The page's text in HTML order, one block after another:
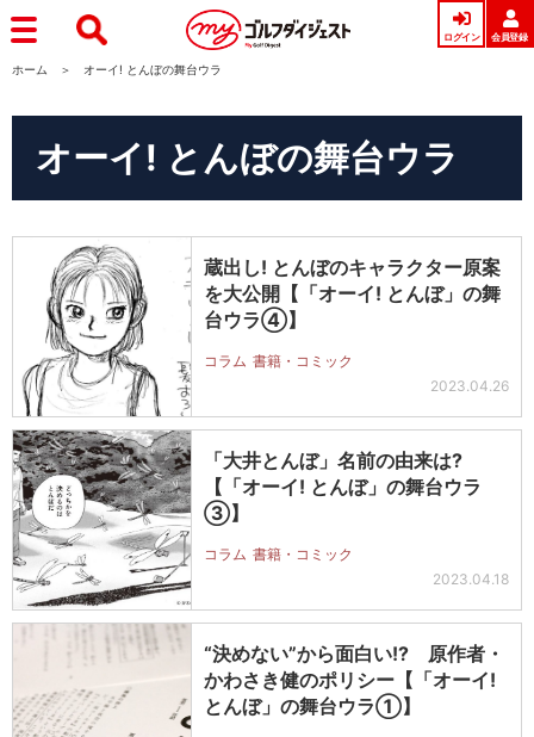
ログイン 会員登録
ホーム オーイ! とんぼの舞台ウラ
オーイ! とんぼの舞台ウラ
蔵出し! とんぼのキャラクター原案
を大公開【「オーイ! とんぼ」の舞
台ウラ④】
コラム 書籍・コミック
2023.04.26
「大井とんぼ」名前の由来は?
【「オーイ! とんぼ」の舞台ウラ
③】
コラム 書籍・コミック
2023.04.18
“決めない”から面白い!? 原作者・
かわさき健のポリシー【「オーイ!
とんぼ」の舞台ウラ①】